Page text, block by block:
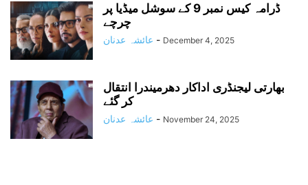
ڈرامہ کیس نمبر 9 کے سوشل میڈیا پر
چرچے
عائشہ عدنان - December 4, 2025
بھارتی لیجنڈری اداکار دھرمیندرا انتقال
کر گئے
عائشہ عدنان - November 24, 2025